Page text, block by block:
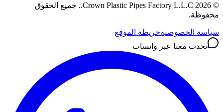
©
2026
Crown Plastic Pipes Factory L.L.C.
. جميع الحقوق
محفوظة.
سياسة الخصوصيةخريطة الموقع
تحدث معنا عبر واتساب